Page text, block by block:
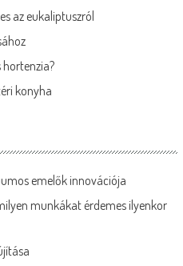
az eukaliptuszról
hortenzia?
konyha
emelők innovációja
munkákat érdemes ilyenkor